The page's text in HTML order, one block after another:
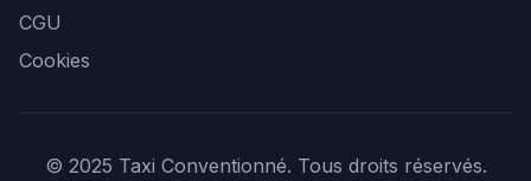
CGU
Cookies
© 2025 Taxi Conventionné. Tous droits réservés.